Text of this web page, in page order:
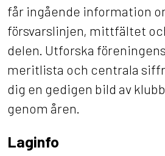
får ingående information
försvarslinjen, mittfältet
delen. Utforska
meritlista och centrala
dig en gedigen bild av
genom åren.
Laginfo